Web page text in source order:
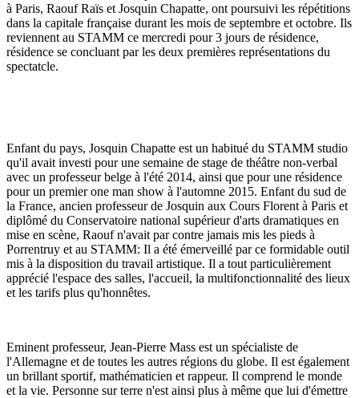
à Paris, Raouf Raïs et Josquin Chapatte, ont poursuivi les répétitions
dans la capitale française durant les mois de septembre et octobre. Ils
reviennent au STAMM ce mercredi pour 3 jours de résidence,
résidence se concluant par les deux premières représentations du
spectatcle.
Enfant du pays, Josquin Chapatte est un habitué du STAMM studio
qu'il avait investi pour une semaine de stage de théâtre non-verbal
avec un professeur belge à l'été 2014, ainsi que pour une résidence
pour un premier one man show à l'automne 2015. Enfant du sud de
la France, ancien professeur de Josquin aux Cours Florent à Paris et
diplômé du Conservatoire national supérieur d'arts dramatiques en
mise en scène, Raouf n'avait par contre jamais mis les pieds à
Porrentruy et au STAMM: Il a été émerveillé par ce formidable outil
mis à la disposition du travail artistique. Il a tout particulièrement
apprécié l'espace des salles, l'accueil, la multifonctionnalité des lieux
et les tarifs plus qu'honnêtes.
Eminent professeur, Jean-Pierre Mass est un spécialiste de
l'Allemagne et de toutes les autres régions du globe. Il est également
un brillant sportif, mathématicien et rappeur. Il comprend le monde
et la vie. Personne sur terre n'est ainsi plus à même que lui d'émettre